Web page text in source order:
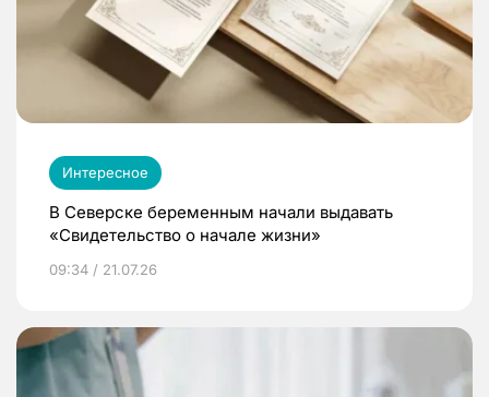
Интересное
В Северске беременным начали выдавать
«Свидетельство о начале жизни»
09:34 / 21.07.26